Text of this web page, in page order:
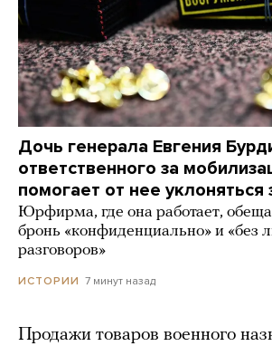
Дочь генерала Евгения
ответственного за
помогает от нее уклоняться
Юрфирма, где она работает,
бронь «конфиденциально» и «без
разговоров»
ИСТОРИИ 7 минут назад
Продажи товаров военного